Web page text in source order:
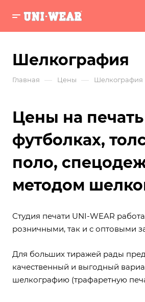
Шелкография
Главная — Цены — Шелкография
Цены на
футболках,
поло,
методом
Студия печати UNI-WEAR
розничными, так и с оптовыми
Для больших тиражей рады
качественный и выгодный
шелкографию (трафаретную